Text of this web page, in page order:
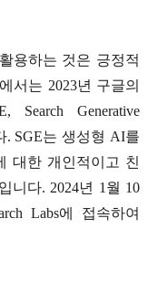
용하는 것은 긍정적
서는 2023년 구글의
Search Generative
. SGE는 생성형 AI를
대한 개인적이고 친
니다. 2024년 1월 10
Labs에 접속하여